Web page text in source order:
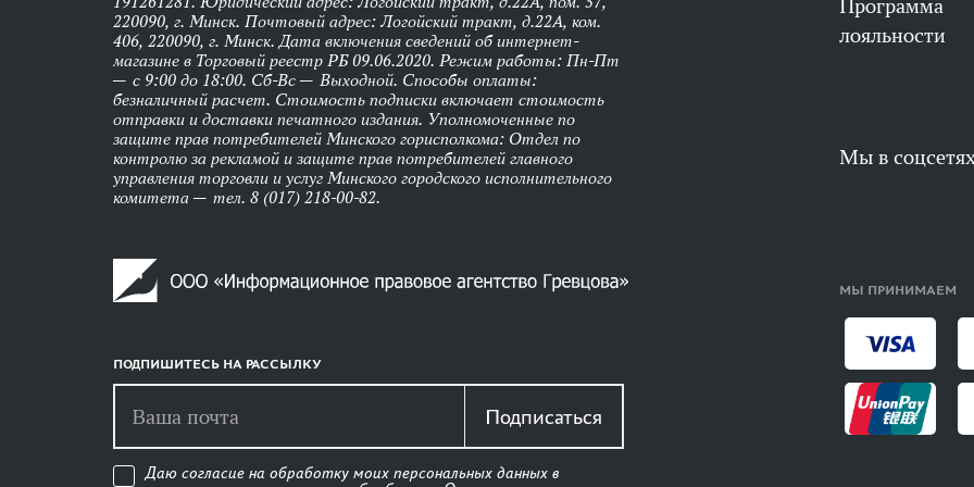
220090, г. Минск. Почтовый адрес: Логойский тракт, д.22А, ком.
406, 220090, г. Минск. Дата включения сведений об интернет-
магазине в Торговый реестр РБ 09.06.2020. Режим работы: Пн-Пт
— с 9:00 до 18:00. Сб-Вс — Выходной. Способы оплаты:
безналичный расчет. Стоимость подписки включает стоимость
отправки и доставки печатного издания. Уполномоченные по
защите прав потребителей Минского горисполкома: Отдел по
контролю за рекламой и защите прав потребителей главного
управления торговли и услуг Минского городского исполнительного
комитета — тел. 8 (017) 218-00-82.
ПОДПИШИТЕСЬ НА РАССЫЛКУ
Подписаться
Даю согласие на обработку моих персональных данных в
Программа
лояльности
Мы в
МЫ ПРИНИМАЕМ